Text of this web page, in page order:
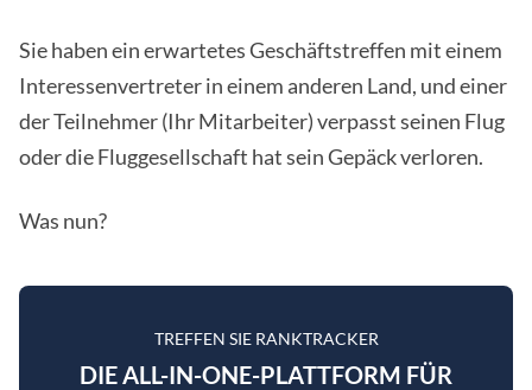
Sie haben ein erwartetes Geschäftstreffen mit einem
Interessenvertreter in einem anderen Land, und einer
der Teilnehmer (Ihr Mitarbeiter) verpasst seinen Flug
oder die Fluggesellschaft hat sein Gepäck verloren.
Was nun?
TREFFEN SIE RANKTRACKER
DIE ALL-IN-ONE-PLATTFORM FÜR